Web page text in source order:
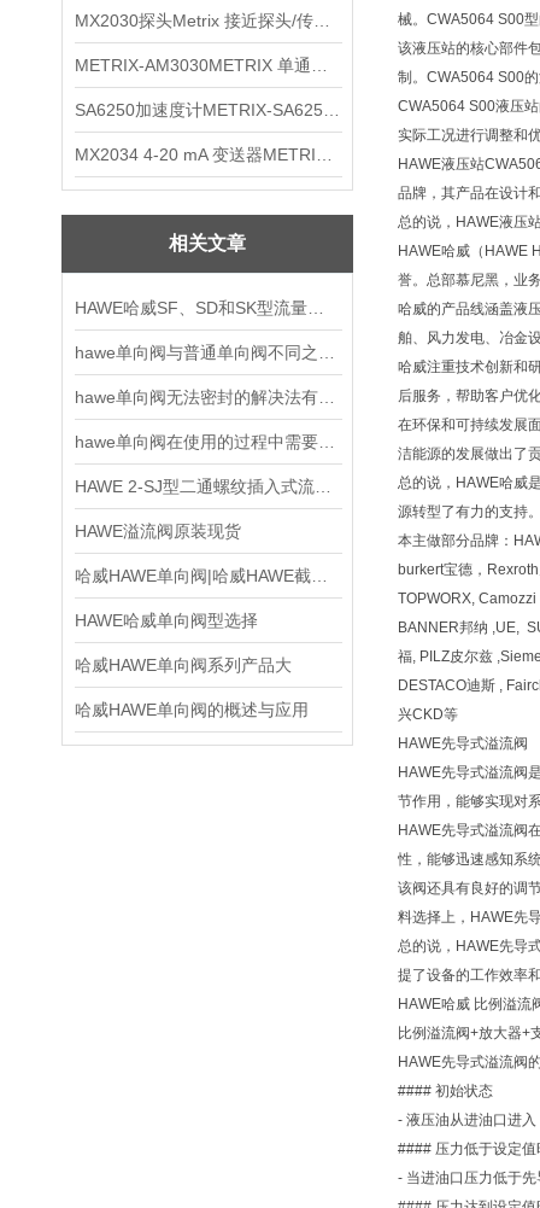
相关文章
HAWE溢流阀原装现货
HAWE哈威单向阀型选择
哈威HAWE单向阀系列产品大
哈威HAWE单向阀的概述与应用
械。CWA5064 S00
该液压站的核心部件
制。CWA5064 S00
CWA5064 S00液压
实际工况进行调整和
HAWE液压站
品牌，其产品在设计
总的说，HAWE液压
HAWE哈威（HAWE
誉。总部慕尼黑，业
哈威的产品线涵盖液
舶、风力发电、冶金
哈威注重技术创新和
后服务，帮助客户优
在环保和可持续发展
洁能源的发展做出了
总的说，HAWE哈威
源转型了有力的支持
本主做部分品牌：
burkert宝德，
TOPWORX,
BANNER邦纳 ,UE,
福, PILZ皮尔兹
DESTACO迪斯 ,
兴CKD等
HAWE先导式溢流阀
HAWE先导式溢流阀
节作用，能够实现对
HAWE先导式溢流阀
性，能够迅速感知系
该阀还具有良好的调
料选择上，HAWE先
总的说，HAWE先导
提了设备的工作效率
HAWE哈威 比例溢流
比例溢流阀+放大器
HAWE先导式溢流阀
#### 初始状态
- 液压油从进油口进
#### 压力低于设定值
- 当进油口压力低于